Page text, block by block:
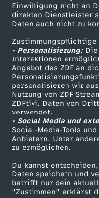
Einwilligung nicht an
direkten Dienstleister
Daten auch nicht zu
Zustimmungspflichtige
• Personalisierung:Die
Interaktionen
Angebot des ZDF an
personalisieren wir
Nutzung von ZDF
ZDFtivi. Daten von
verwendet.
• Social Media und
Social-Media-Tools
Anbietern. Unter
zu ermöglichen.
Du kannst
Daten speichern und
betrifft nur dein
"Zustimmen" erklärst
e
s
t
a
t
t
u
n
Smart TV
ZDFtext
Livestreams
Sendungen A-Z
TV-Programm
ZDF Unternehmen
Karriere
ZDF goes Schule
Werbefernsehen